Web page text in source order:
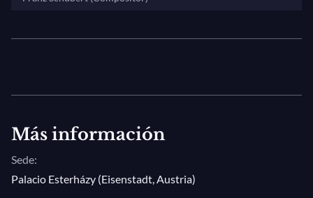
Más información
Sede:
Palacio Esterházy (Eisenstadt, Austria)